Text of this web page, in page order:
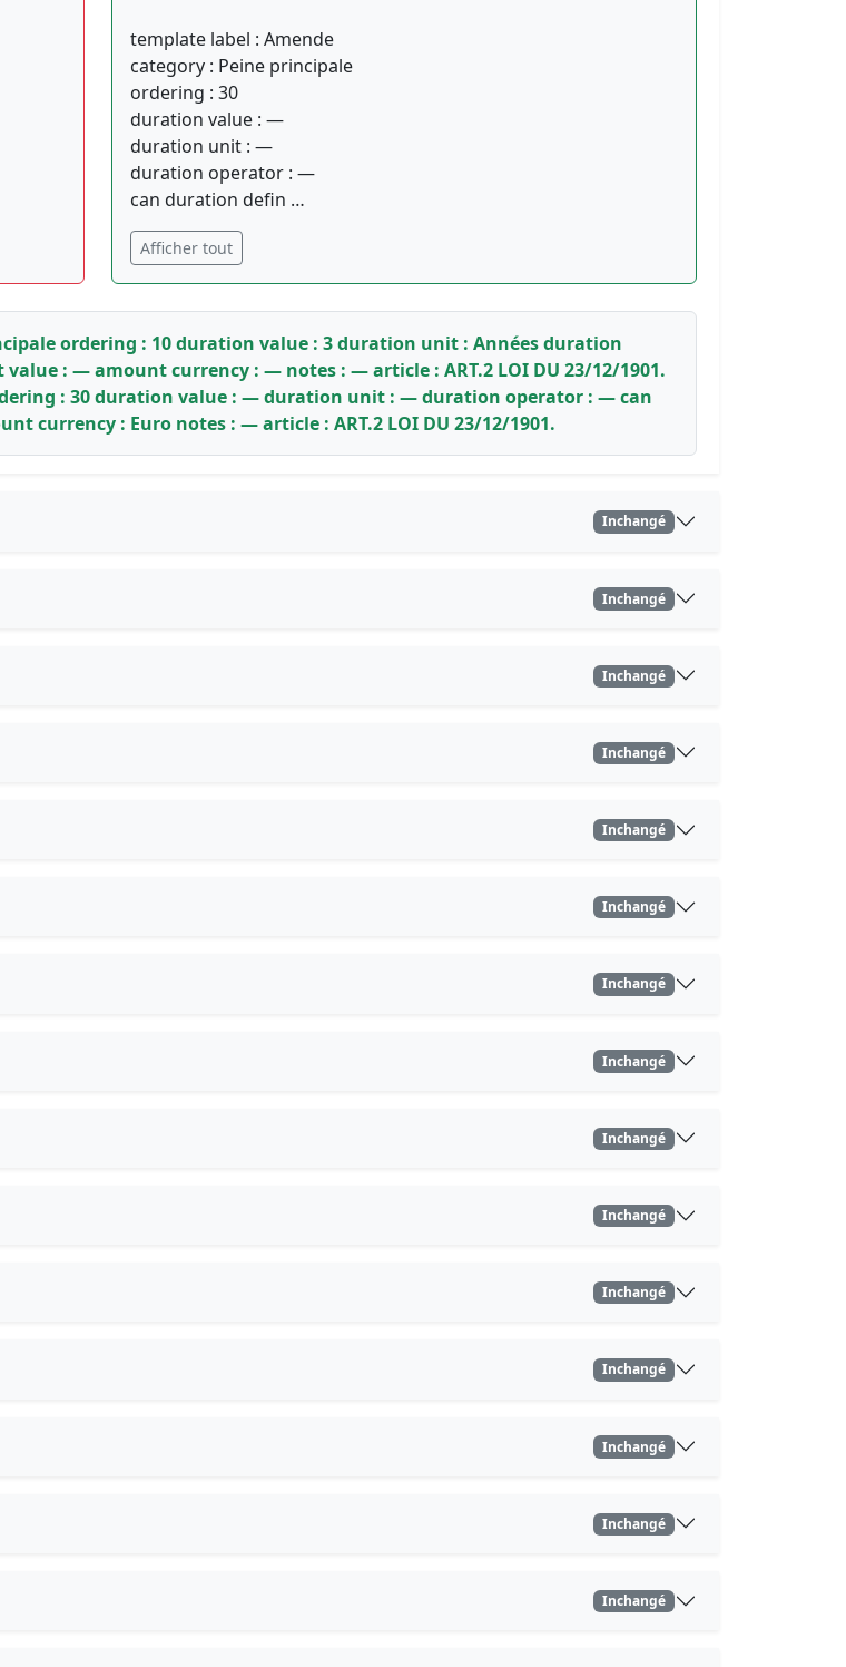
template label : Amende
category : Peine principale
ordering : 30
duration value : —
duration unit : —
duration operator : —
can duration defin …
Afficher tout
ordering : 10 duration value : 3 duration unit : Années duration
: — amount currency : — notes : — article : ART.2 LOI DU 23/12/1901.
: 30 duration value : — duration unit : — duration operator : — can
currency : Euro notes : — article : ART.2 LOI DU 23/12/1901.
Inchangé
Inchangé
Inchangé
Inchangé
Inchangé
Inchangé
Inchangé
Inchangé
Inchangé
Inchangé
Inchangé
Inchangé
Inchangé
Inchangé
Inchangé